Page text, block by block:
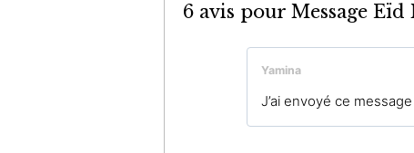
6 avis pour Message
Yamina
J’ai envoyé ce